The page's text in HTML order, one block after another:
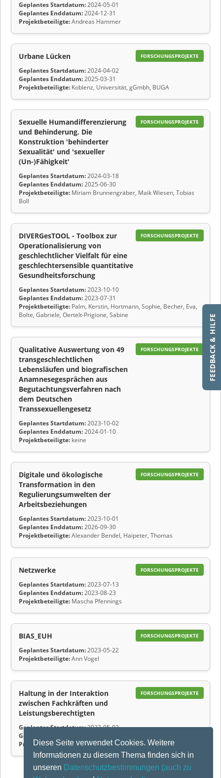
Diese Seite verwendet Cookies. Weitere
Informationen zu diesem Thema finden sich in
unseren Datenschutzbestimmungen (auch zu
FEEDBACK & HILFE
Geplantes Startdatum:2024-05-01
Geplantes Enddatum:2024-12-31
Projektbeteiligte:Andreas Hammer
FORSCHUNGSPROJEKTE
Urbane Lücken
Geplantes Startdatum:2024-04-02
Geplantes Enddatum:2025-03-31
Projektbeteiligte: Koblenz, Universität, gGmbh, BUGA
FORSCHUNGSPROJEKTE
Sexuelle Humandifferenzierung
und Behinderung. Die
Konstruktion 'behinderter
Sexualität' und 'sexueller
(Un-)Fähigkeit'
Geplantes Startdatum:2024-03-18
Geplantes Enddatum:2025-06-30
Projektbeteiligte: Miriam Brunnengräber, Maik Wiesen, Tobias
Boll
FORSCHUNGSPROJEKTE
DIVERGesTOOL - Toolbox zur
Operationalisierung von
geschlechtlicher Vielfalt für eine
geschlechtersensible quantitative
Gesundheitsforschung
Geplantes Startdatum:2023-10-10
Geplantes Enddatum:2023-07-31
Projektbeteiligte: Palm, Kerstin, Hortmann, Sophie, Becher, Eva,
Bolte, Gabriele, Oertelt-Prigione, Sabine
FORSCHUNGSPROJEKTE
Qualitative Auswertung von 49
transgeschlechtlichen
Lebensläufen und biografischen
Anamnesegesprächen aus
Begutachtungsverfahren nach
dem Deutschen
Transsexuellengesetz
Geplantes Startdatum:2023-10-02
Geplantes Enddatum:2024-01-10
Projektbeteiligte: keine
FORSCHUNGSPROJEKTE
Digitale und ökologische
Transformation in den
Regulierungsumwelten der
Arbeitsbeziehungen
Geplantes Startdatum:2023-10-01
Geplantes Enddatum:2026-09-30
Projektbeteiligte:Alexander Bendel, Haipeter, Thomas
FORSCHUNGSPROJEKTE
Netzwerke
Geplantes Startdatum:2023-07-13
Geplantes Enddatum:2023-08-23
Projektbeteiligte: Mascha Pfennings
FORSCHUNGSPROJEKTE
BIAS_EUH
Geplantes Startdatum:2023-05-22
Projektbeteiligte:Ann Vogel
FORSCHUNGSPROJEKTE
Haltung in der Interaktion
zwischen Fachkräften und
Leistungsberechtigten
Geplantes Startdatum:2023-05-02
Geplantes Enddatum:
Projektbeteiligte:Hammer, Andreas